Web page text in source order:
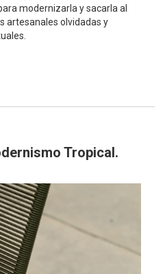
modernizarla y sacarla al
artesanales olvidadas y
Tropical.